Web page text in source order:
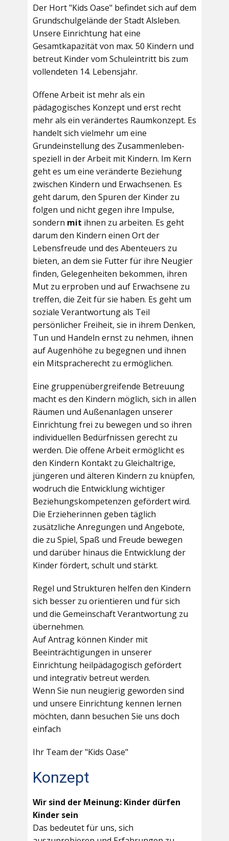
Der Hort "Kids Oase" befindet sich auf dem
Grundschulgelände der Stadt Alsleben.
Unsere Einrichtung hat eine
Gesamtkapazität von max. 50 Kindern und
betreut Kinder vom Schuleintritt bis zum
vollendeten 14. Lebensjahr.
Offene Arbeit ist mehr als ein
pädagogisches Konzept und erst recht
mehr als ein verändertes Raumkonzept. Es
handelt sich vielmehr um eine
Grundeinstellung des Zusammenleben-
speziell in der Arbeit mit Kindern. Im Kern
geht es um eine veränderte Beziehung
zwischen Kindern und Erwachsenen. Es
geht darum, den Spuren der Kinder zu
folgen und nicht gegen ihre Impulse,
sondern mit ihnen zu arbeiten. Es geht
darum den Kindern einen Ort der
Lebensfreude und des Abenteuers zu
bieten, an dem sie Futter für ihre Neugier
finden, Gelegenheiten bekommen, ihren
Mut zu erproben und auf Erwachsene zu
treffen, die Zeit für sie haben. Es geht um
soziale Verantwortung als Teil
persönlicher Freiheit, sie in ihrem Denken,
Tun und Handeln ernst zu nehmen, ihnen
auf Augenhöhe zu begegnen und ihnen
ein Mitspracherecht zu ermöglichen.
Eine gruppenübergreifende Betreuung
macht es den Kindern möglich, sich in allen
Räumen und Außenanlagen unserer
Einrichtung frei zu bewegen und so ihren
individuellen Bedürfnissen gerecht zu
werden. Die offene Arbeit ermöglicht es
den Kindern Kontakt zu Gleichaltrige,
jüngeren und älteren Kindern zu knüpfen,
wodruch die Entwicklung wichtiger
Beziehungskompetenzen gefördert wird.
Die Erzieherinnen geben täglich
zusätzliche Anregungen und Angebote,
die zu Spiel, Spaß und Freude bewegen
und darüber hinaus die Entwicklung der
Kinder fördert, schult und stärkt.
Regel und Strukturen helfen den Kindern
sich besser zu orientieren und für sich
und die Gemeinschaft Verantwortung zu
übernehmen.
Auf Antrag können Kinder mit
Beeinträchtigungen in unserer
Einrichtung heilpädagogisch gefördert
und integrativ betreut werden.
Wenn Sie nun neugierig geworden sind
und unsere Einrichtung kennen lernen
möchten, dann besuchen Sie uns doch
einfach
Ihr Team der "Kids Oase"
Konzept
Wir sind der Meinung: Kinder dürfen
Kinder sein
Das bedeutet für uns, sich